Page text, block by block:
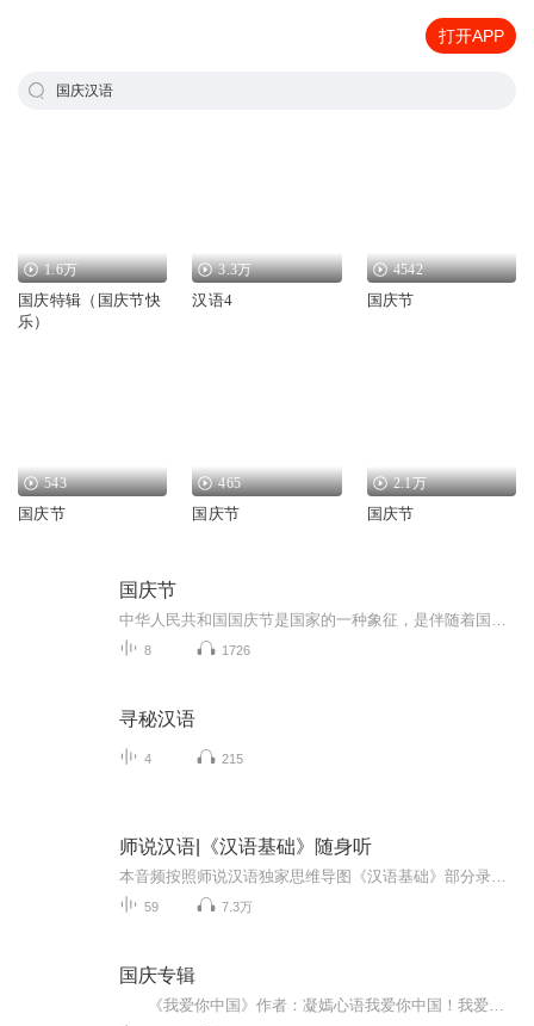
打开APP
国庆汉语
1.6万
国庆特辑（国庆节快
乐）
3.3万
汉语4
4542
国庆节
543
国庆节
465
国庆节
2.1万
国庆节
国庆节
8 1726
寻秘汉语
4 215
师说汉语|《汉语基础》随身听
59 7.3万
国庆专辑